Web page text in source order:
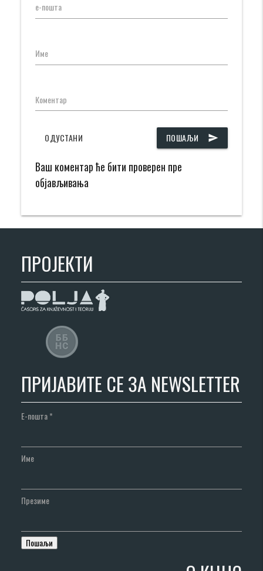
е-пошта
Име
Коментар
ПОШАЉИ send
ОДУСТАНИ
Ваш коментар ће бити проверен пре
објављивања
ПРОЈЕКТИ
ПРИЈАВИТЕ СЕ ЗА NEWSLETTER
Е-пошта*
Име
Презиме